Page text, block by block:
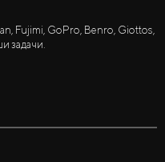
Fujimi, GoPro, Benro, Giottos,
задачи.